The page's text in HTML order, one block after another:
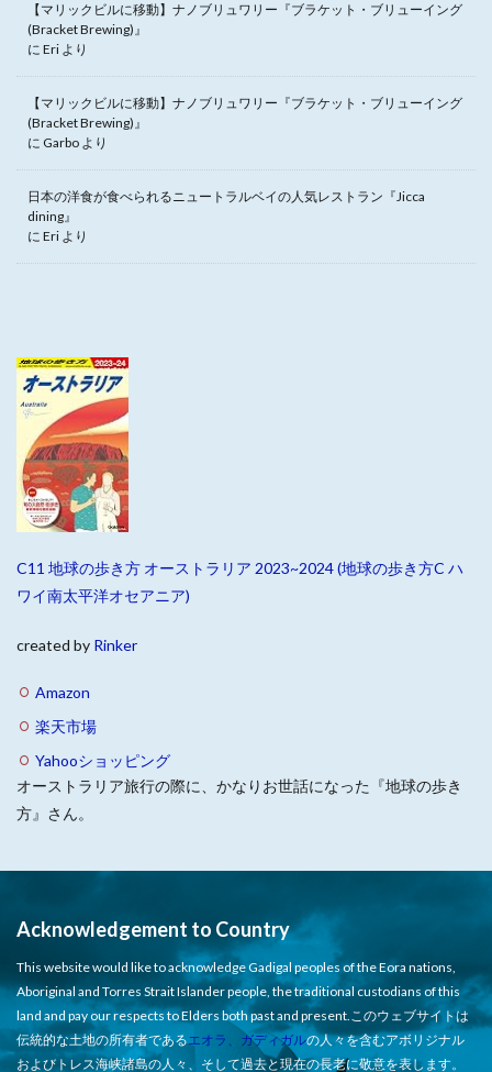
【マリックビルに移動】ナノブリュワリー『ブラケット・ブリューイング
(Bracket Brewing)』
に Eri より
【マリックビルに移動】ナノブリュワリー『ブラケット・ブリューイング
(Bracket Brewing)』
に Garbo より
日本の洋食が食べられるニュートラルベイの人気レストラン『Jicca
dining』
に Eri より
C11 地球の歩き方 オーストラリア 2023~2024 (地球の歩き方C ハ
ワイ南太平洋オセアニア)
created by Rinker
Amazon
楽天市場
Yahooショッピング
オーストラリア旅行の際に、かなりお世話になった『地球の歩き
方』さん。
Acknowledgement to Country
This website would like to acknowledge Gadigal peoples of the Eora nations,
Aboriginal and Torres Strait Islander people, the traditional custodians of this
land and pay our respects to Elders both past and present.このウェブサイトは
伝統的な土地の所有者である エオラ、ガディガルの人々を含むアボリジナル
およびトレス海峡諸島の人々、そして過去と現在の長老に敬意を表します。